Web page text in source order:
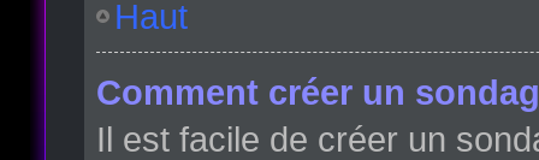
Haut
Comment créer un
Il est facile de créer un